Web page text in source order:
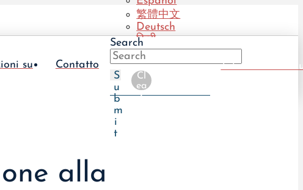
繁體中文
Deutsch
हिन्दी
Português
(BR)
Português
(PT)
su Contatto
Search
S
u
b
m
i
t
Cl
ea
r
Take The UTI
alla